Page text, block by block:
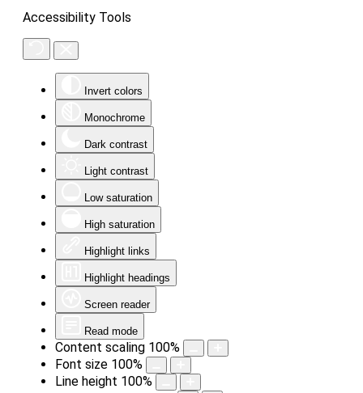
Accessibility Tools
Invert colors
Monochrome
Dark contrast
Light contrast
Low saturation
High saturation
Highlight links
Highlight headings
Screen reader
Read mode
Content scaling 100%
Font size 100%
Line height 100%